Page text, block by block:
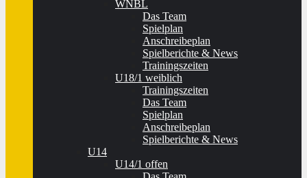
WNBL
Das Team
Spielplan
Anschreibeplan
Spielberichte & News
Trainingszeiten
U18/1 weiblich
Trainingszeiten
Das Team
Spielplan
Anschreibeplan
Spielberichte & News
U14
U14/1 offen